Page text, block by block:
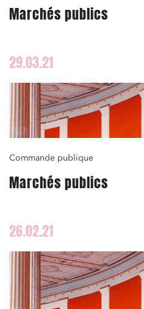
Marchés publics
29.03.21
Commande publique
Marchés publics
26.02.21